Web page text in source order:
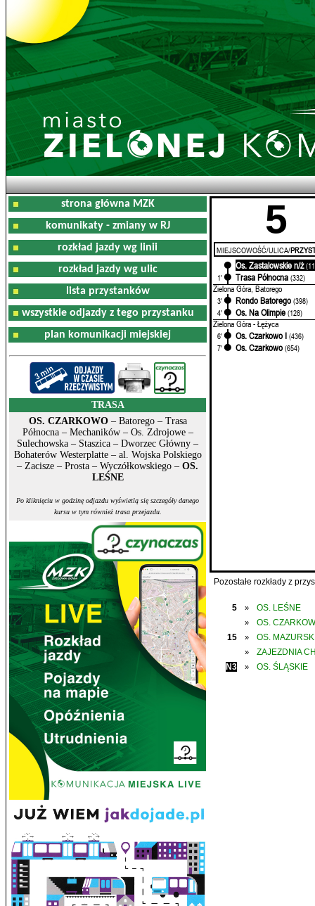
strona główna MZK
komunikaty - zmiany w RJ
rozkład jazdy wg linii
rozkład jazdy wg ulic
lista przystanków
wszystkie odjazdy z tego przystanku
plan komunikacji miejskiej
TRASA
OS. CZARKOWO– Batorego – Trasa
Północna – Mechaników – Os. Zdrojowe –
Sulechowska – Staszica – Dworzec Główny –
Bohaterów Westerplatte – al. Wojska Polskiego
– Zacisze – Prosta – Wyczółkowskiego – OS.
LEŚNE
Po kliknięciu w godzinę odjazdu wyświetlą się szczegóły danego
kursu w tym również trasa przejazdu.
5
MIEJSCOWOŚĆ/ULICA/
Os. Zastalowskie n/ż
1'
Trasa Północna (332)
Zielona Góra, Batorego
3' Rondo Batorego (398)
4'
Os. Na Olimpie (128)
Zielona Góra - Łężyca
6' Os. Czarkowo I (436)
7'
Os. Czarkowo (654)
Pozostałe rozkłady z
5 » OS. LEŚNE
»
OS.
15
» OS.
»
ZAJEZDNIA
N3
» OS. ŚLĄSKIE